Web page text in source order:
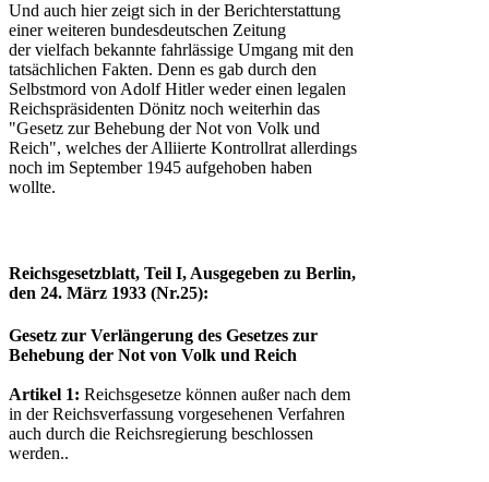
Und auch hier zeigt sich in der Berichterstattung
einer weiteren bundesdeutschen Zeitung
der vielfach bekannte fahrlässige Umgang mit den
tatsächlichen Fakten. Denn es gab durch den
Selbstmord von Adolf Hitler weder einen legalen
Reichspräsidenten Dönitz noch weiterhin das
"Gesetz zur Behebung der Not von Volk und
Reich", welches der Alliierte Kontrollrat allerdings
noch im September 1945 aufgehoben haben
wollte.
Reichsgesetzblatt, Teil I, Ausgegeben zu Berlin,
den 24. März 1933 (Nr.25):
Gesetz zur Verlängerung des Gesetzes zur
Behebung der Not von Volk und Reich
Artikel 1: Reichsgesetze können außer nach dem
in der Reichsverfassung vorgesehenen Verfahren
auch durch die Reichsregierung beschlossen
werden..